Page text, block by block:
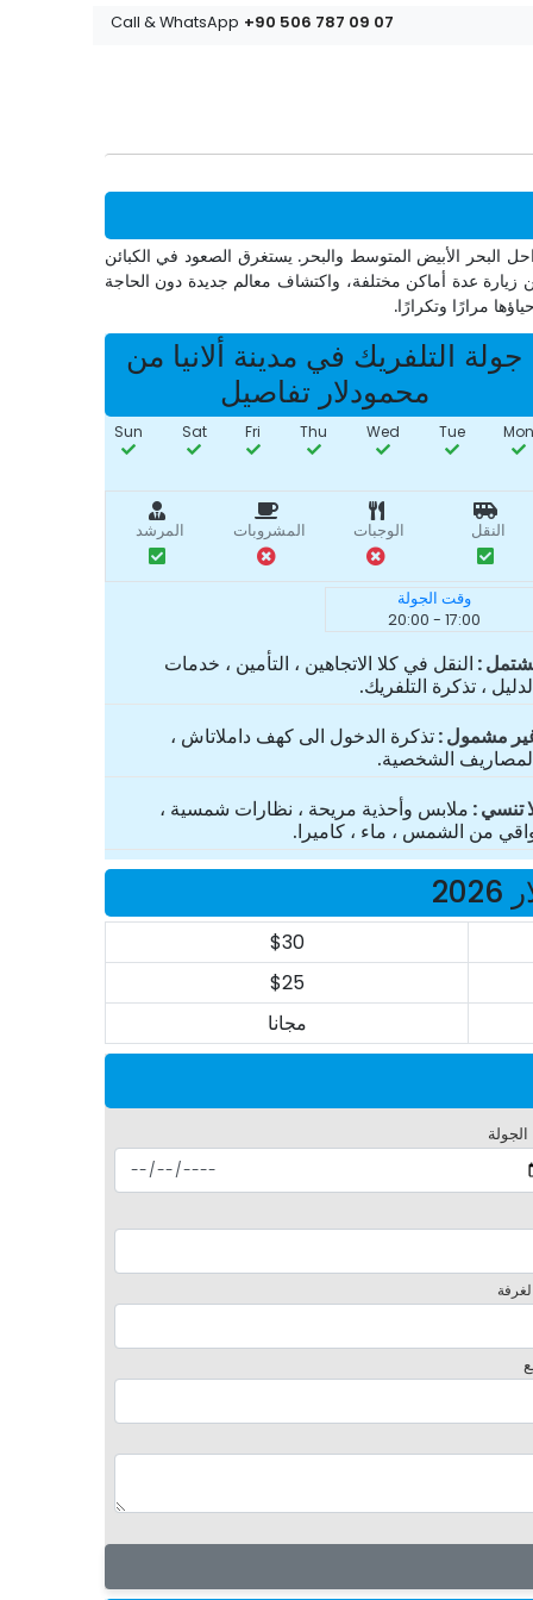
Call & WhatsApp +90 506 787 09 07
البحر الأبيض المتوسط والبحر. يستغرق الصعود في الكبائن
تتضمن زيارة عدة أماكن مختلفة، واكتشاف معالم جديدة دون الحاجة
مرارًا وتكرارًا.
جولة التلفريك في مدينة ألانيا من
محمودلار تفاصيل
Tue
Wed
Thu
Fri
Sat
Sun
النقل الوجبات المشروبات المرشد
وقت الجولة
17:00 - 20:00
النقل في كلا الاتجاهين ، التأمين ، خدمات
، تذكرة التلفريك.
مشمول تذكرة الدخول الى كهف داملاتاش ،
الشخصية.
تنسي ملابس وأحذية مريحة ، نظارات شمسية ،
من الشمس ، ماء ، كاميرا.
$30
$25
مجانا
الجولة